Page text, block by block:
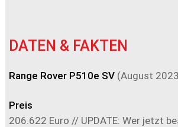
DATEN & FAKTEN
Range Rover P510e SV (August
Preis
206.622 Euro // UPDATE: Wer jetzt